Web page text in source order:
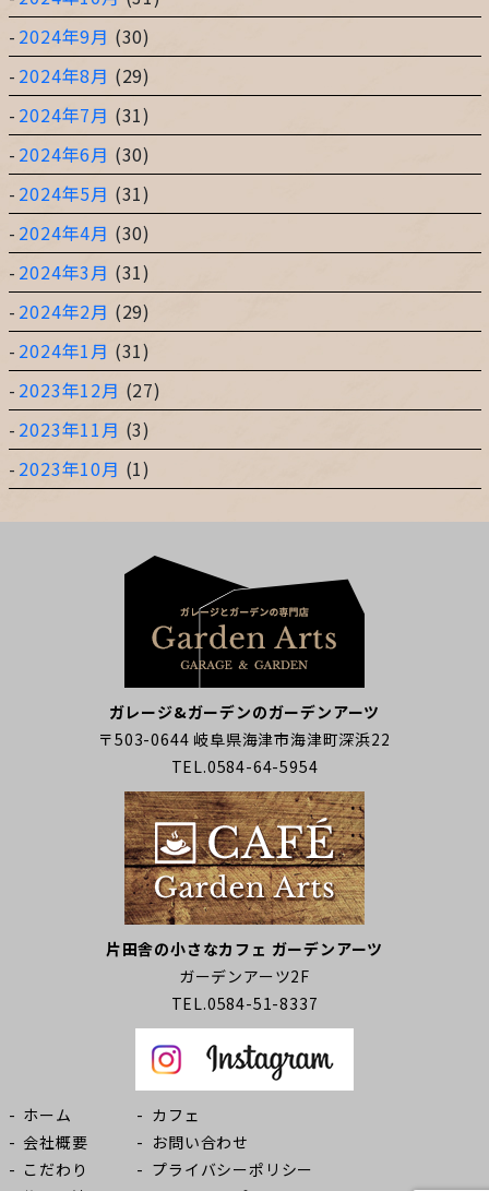
2024年9月 (30)
2024年8月 (29)
2024年7月 (31)
2024年6月 (30)
2024年5月 (31)
2024年4月 (30)
2024年3月 (31)
2024年2月 (29)
2024年1月 (31)
2023年12月 (27)
2023年11月 (3)
2023年10月 (1)
ガレージ&ガーデンのガーデンアーツ
〒503-0644 岐阜県海津市海津町深浜22
TEL.0584-64-5954
片田舎の小さなカフェ ガーデンアーツ
ガーデンアーツ2F
TEL.0584-51-8337
ホーム
会社概要
こだわり
カフェ
お問い合わせ
プライバシーポリシー